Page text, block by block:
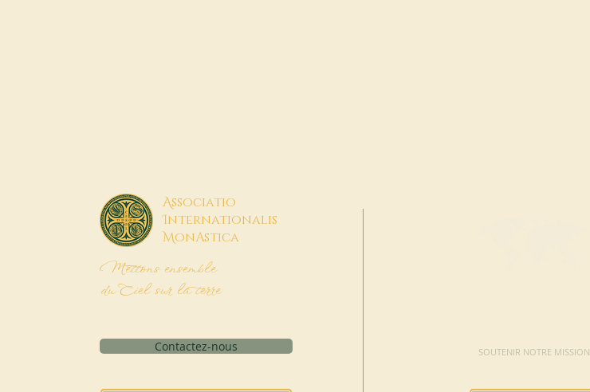
Associatio
Internationalis
MonAstica
Mettons ensemble
du Ciel sur la terre
Contactez-nous SOUTENIR NOTRE MISSION